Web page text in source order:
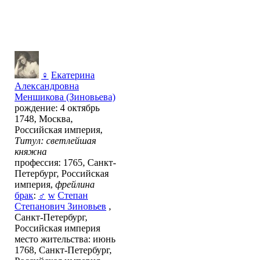
♀ Екатерина
Александровна
Меншикова (Зиновьева)
рождение: 4 октябрь
1748, Москва,
Российская империя,
Титул: светлейшая
княжна
профессия: 1765, Санкт-
Петербург, Российская
империя, фрейлина
брак: ♂ w Степан
Степанович Зиновьев ,
Санкт-Петербург,
Российская империя
место жительства: июнь
1768, Санкт-Петербург,